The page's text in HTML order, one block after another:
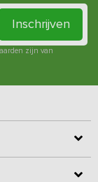
Inschrijven
zijn van